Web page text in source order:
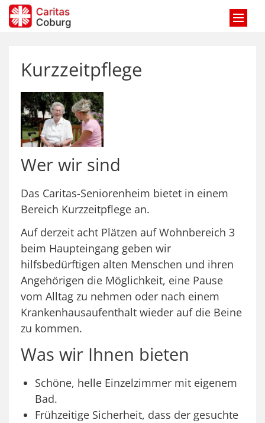
Zum Inhalt springen
Kurzzeitpflege
Wer wir sind
Das Caritas-Seniorenheim bietet in einem
Bereich Kurzzeitpflege an.
Auf derzeit acht Plätzen auf Wohnbereich 3
beim Haupteingang geben wir
hilfsbedürftigen alten Menschen und ihren
Angehörigen die Möglichkeit, eine Pause
vom Alltag zu nehmen oder nach einem
Krankenhausaufenthalt wieder auf die Beine
zu kommen.
Was wir Ihnen bieten
Schöne, helle Einzelzimmer mit eigenem
Bad.
Frühzeitige Sicherheit, dass der gesuchte